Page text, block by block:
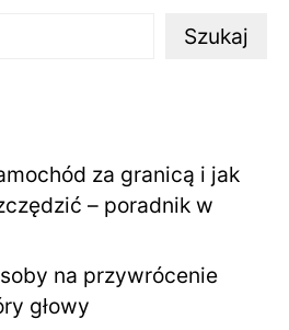
Szukaj
za granicą i jak
– poradnik w
na przywrócenie
głowy